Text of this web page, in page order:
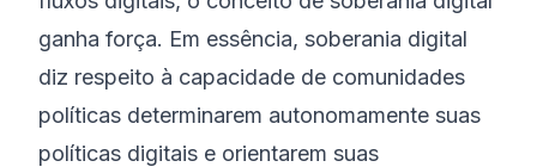
ganha força. Em essência, soberania digital
diz respeito à capacidade de comunidades
políticas determinarem autonomamente suas
políticas digitais e orientarem suas